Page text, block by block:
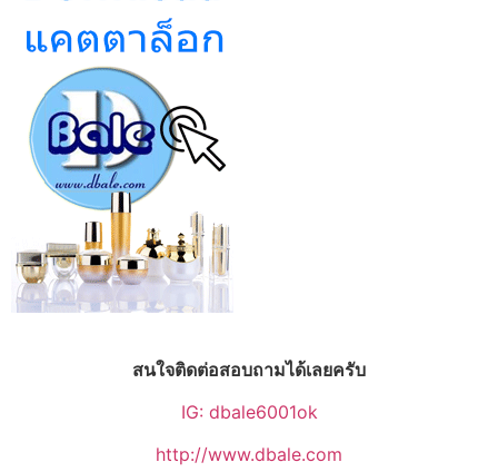
สนใจติดต่อสอบถามได้เลยครับ
IG: dbale6001ok
http://www.dbale.com